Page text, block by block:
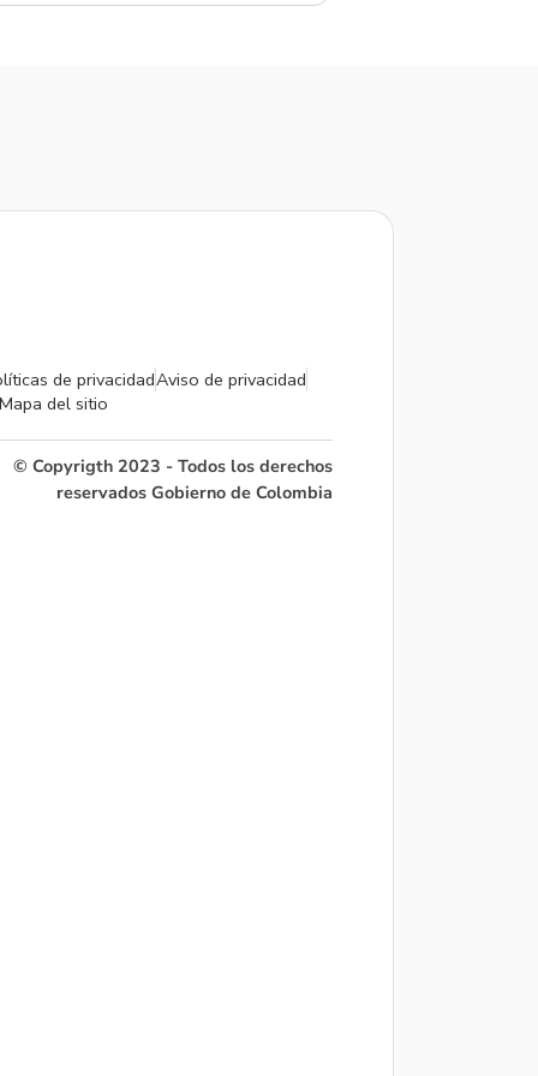
de privacidadAviso de privacidad
Mapa del sitio
© Copyrigth 2023 - Todos los derechos
reservados Gobierno de Colombia